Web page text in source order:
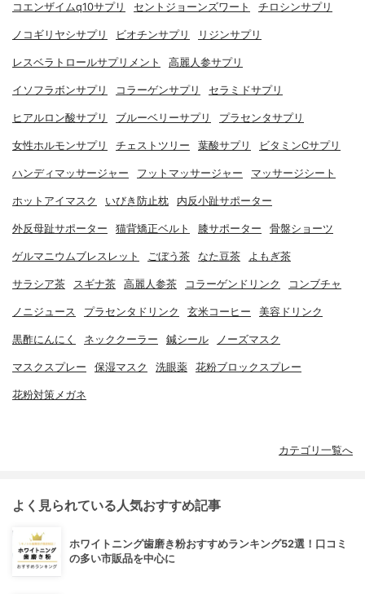
コエンザイムq10サプリ セントジョーンズワート チロシンサプリ
ノコギリヤシサプリ ビオチンサプリ リジンサプリ
レスベラトロールサプリメント 高麗人参サプリ
イソフラボンサプリ コラーゲンサプリ セラミドサプリ
ヒアルロン酸サプリ ブルーベリーサプリ プラセンタサプリ
女性ホルモンサプリ チェストツリー 葉酸サプリ ビタミンCサプリ
ハンディマッサージャー フットマッサージャー マッサージシート
ホットアイマスク いびき防止枕 内反小趾サポーター
外反母趾サポーター 猫背矯正ベルト 膝サポーター 骨盤ショーツ
ゲルマニウムブレスレット ごぼう茶 なた豆茶 よもぎ茶
サラシア茶 スギナ茶 高麗人参茶 コラーゲンドリンク コンブチャ
ノニジュース プラセンタドリンク 玄米コーヒー 美容ドリンク
黒酢にんにく ネッククーラー 鍼シール ノーズマスク
マスクスプレー 保湿マスク 洗眼薬 花粉ブロックスプレー
花粉対策メガネ
カテゴリ一覧へ
よく見られている人気おすすめ記事
ホワイトニング歯磨き粉おすすめランキング52選！口コミ
の多い市販品を中心に